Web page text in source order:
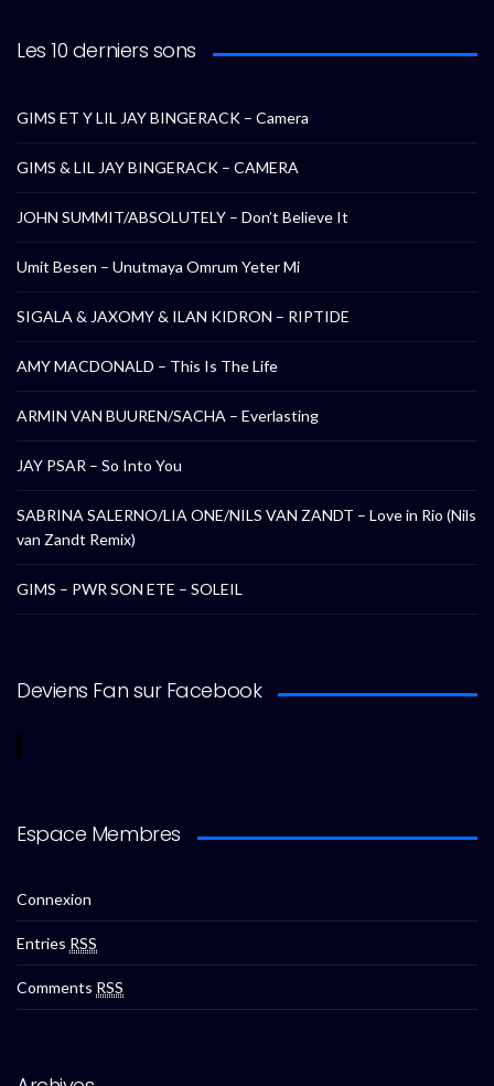
Les 10 derniers sons
GIMS ET Y LIL JAY BINGERACK – Camera
GIMS & LIL JAY BINGERACK – CAMERA
JOHN SUMMIT/ABSOLUTELY – Don’t Believe It
Umit Besen – Unutmaya Omrum Yeter Mi
SIGALA & JAXOMY & ILAN KIDRON – RIPTIDE
AMY MACDONALD – This Is The Life
ARMIN VAN BUUREN/SACHA – Everlasting
JAY PSAR – So Into You
SABRINA SALERNO/LIA ONE/NILS VAN ZANDT – Love in Rio (Nils
van Zandt Remix)
GIMS – PWR SON ETE – SOLEIL
Deviens Fan sur Facebook
Espace Membres
Connexion
Entries RSS
Comments RSS